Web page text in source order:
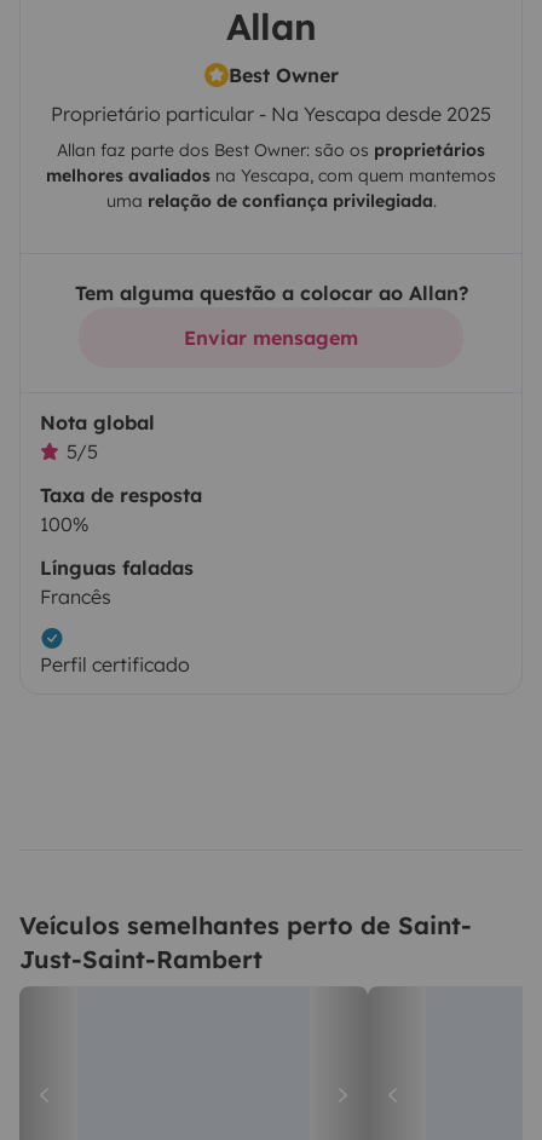
Allan
Best Owner
Proprietário particular - Na Yescapa desde 2025
Allan faz parte dos Best Owner: são os proprietários
melhores avaliados na Yescapa, com quem mantemos
uma relação de confiança privilegiada.
Tem alguma questão a colocar ao Allan?
Enviar mensagem
Nota global
5/5
Taxa de resposta
100%
Línguas faladas
Francês
Perfil certificado
Veículos semelhantes perto de Saint-
Just-Saint-Rambert